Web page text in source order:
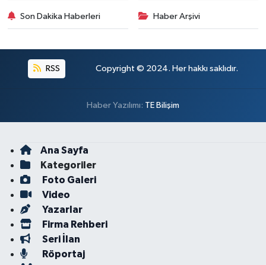
Son Dakika Haberleri Haber Arşivi
RSS Copyright © 2024. Her hakkı saklıdır.
Haber Yazılımı: TE Bilişim
Ana Sayfa
Kategoriler
Foto Galeri
Video
Yazarlar
Firma Rehberi
Seri İlan
Röportaj